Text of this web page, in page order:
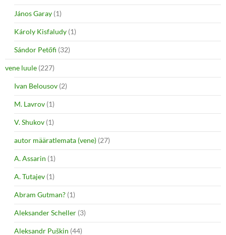
János Garay (1)
Károly Kisfaludy (1)
Sándor Petőfi (32)
vene luule (227)
Ivan Belousov (2)
M. Lavrov (1)
V. Shukov (1)
autor määratlemata (vene) (27)
A. Assarin (1)
A. Tutajev (1)
Abram Gutman? (1)
Aleksander Scheller (3)
Aleksandr Puškin (44)